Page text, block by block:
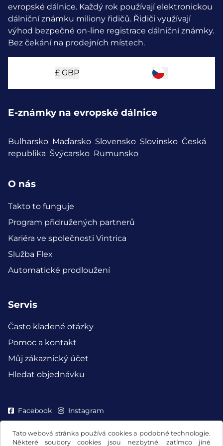
Tato webová stránka používá cookies a podobné technologie.
Některé soubory cookies jsou nezbytné, zatímco jiné
evropské dálnice. Každý rok používají elektronickou
dálniční známku miliony řidičů. Řidiči využívají
výhod bezpečné on-line registrace dálniční známky.
Bez čekání na prodejních místech.
£ GBP
E-známky na evropské dálnice
Bulharsko Maďarsko Slovensko Slovinsko Česká
republika Švýcarsko Rumunsko
O nás
Takto to funguje
Program přidružených partnerů
Kariéra ve společnosti Vintrica
Služba Flex
Automatické prodloužení
Servis
Často kladené otázky
Pomoc a kontakt
Můj zákaznický účet
Hledat objednávku
Facebook Instagram